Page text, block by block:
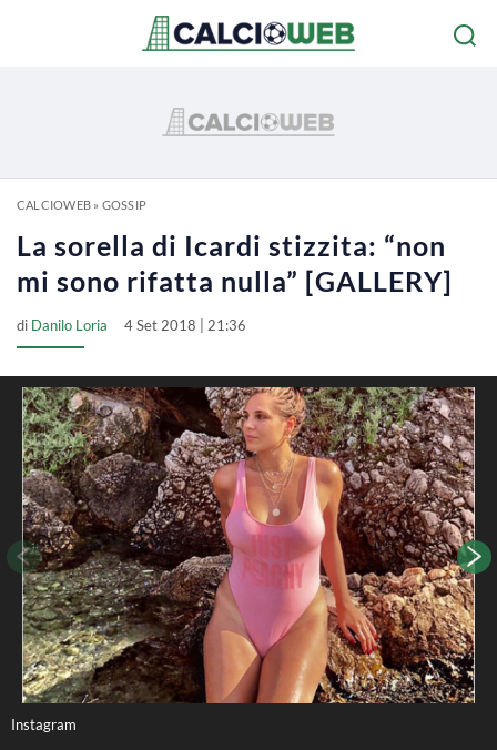
CALCIOWEB» GOSSIP
La sorella di Icardi stizzita: “non
mi sono rifatta nulla” [GALLERY]
di Danilo Loria 4 Set 2018 | 21:36
Instagram